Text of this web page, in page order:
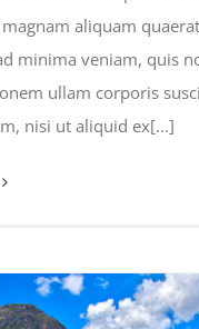
aliquam
minima veniam, quis
ullam corporis
nisi ut aliquid ex[...]